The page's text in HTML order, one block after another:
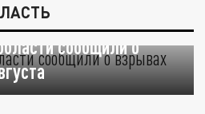
сообщили о